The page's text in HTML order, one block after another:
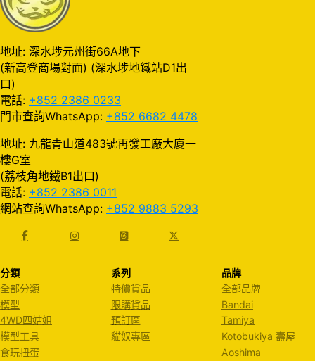
地址: 深水埗元州街66A地下
(新高登商場對面) (深水埗地鐵站D1出
口)
電話: +852 2386 0233
門市查詢WhatsApp: +852 6682 4478
地址: 九龍青山道483號再發工廠大廈一
樓G室
(荔枝角地鐵B1出口)
電話: +852 2386 0011
網站查詢WhatsApp: +852 9883 5293
分類
全部分類
模型
4WD四姑姐
模型工具
食玩扭蛋
系列
特價貨品
限購貨品
預訂區
貓奴專區
品牌
全部品牌
Bandai
Tamiya
Kotobukiya 壽屋
Aoshima